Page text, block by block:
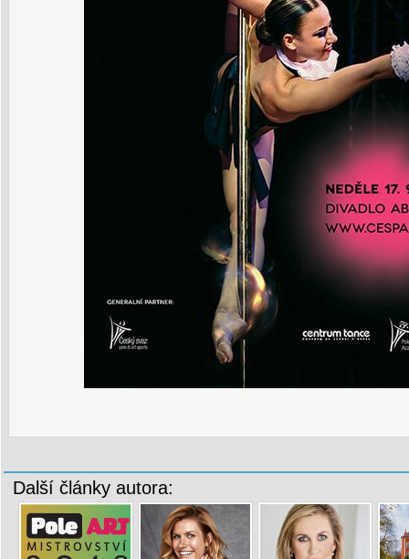
Další články autora: